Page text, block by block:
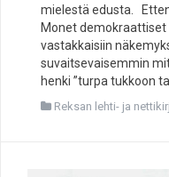
mielestä edusta.
Monet
vastakkaisiin
suvaitsevaisemmin
henki ”turpa tukkoon
Reksan lehti- ja